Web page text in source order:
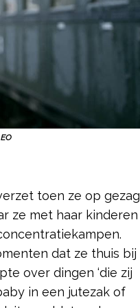
toen ze op gezag
ze met haar kinderen
dat ze thuis bij
over dingen ‘die zij
in een jutezak of